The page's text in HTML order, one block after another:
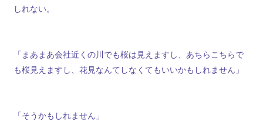
しれない。
「まあまあ会社近くの川でも桜は見えますし、あちらこちらで
も桜見えますし、花見なんてしなくてもいいかもしれません」
「そうかもしれません」